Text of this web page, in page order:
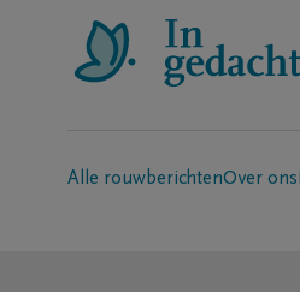
Alle rouwberichtenOver ons